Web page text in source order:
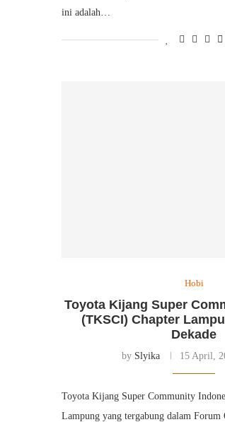
ini adalah…
Hobi
Toyota Kijang Super
(TKSCI) Chapter
Dekade
by Slyika 15 April,
Toyota Kijang Super Community
Lampung yang tergabung dalam